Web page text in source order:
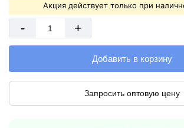
Акция действует только при
- +
Добавить в корзину
Запросить оптовую цену